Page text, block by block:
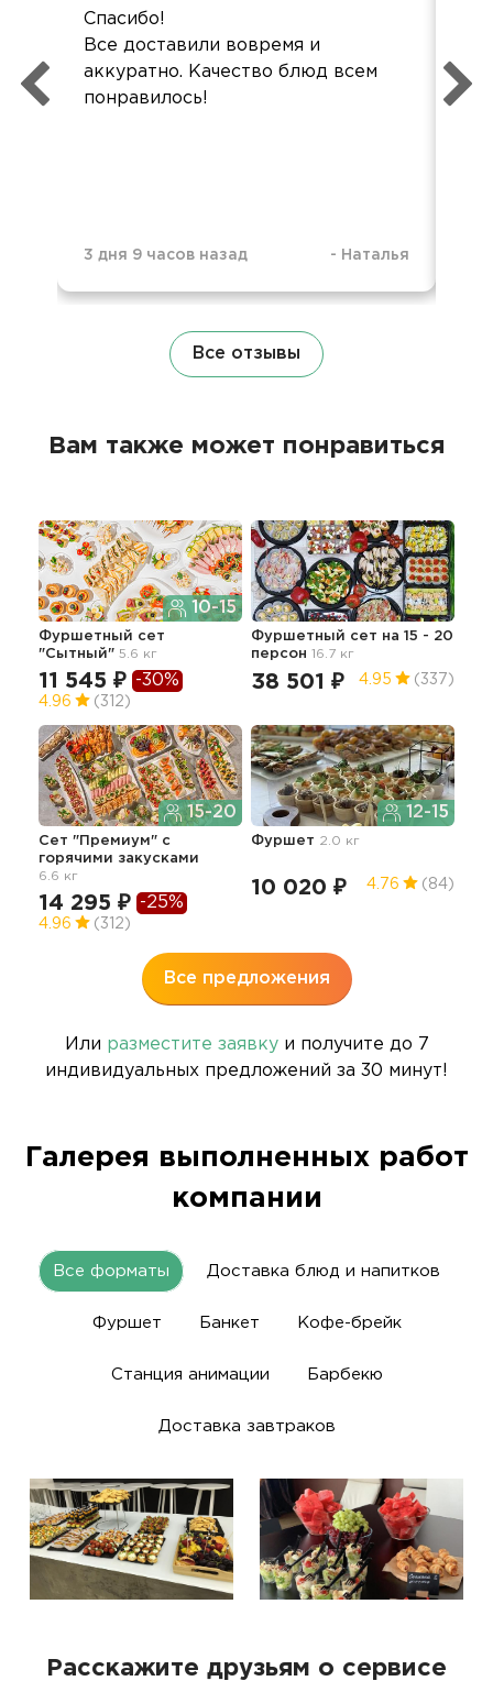
Спасибо!
Все доставили вовремя и
аккуратно. Качество блюд всем
понравилось!
3 дня 9 часов назад - Наталья
Все отзывы
Вам также может понравиться
10-15
Фуршетный сет
"Сытный" 5.6 кг
11 545 ₽ -30%
4.96 (312)
Фуршетный сет на 15 - 20
персон 16.7 кг
38 501 ₽ 4.95 (337)
15-20
Сет "Премиум" с
горячими закусками
6.6 кг
14 295 ₽ -25%
4.96 (312)
12-15
Фуршет 2.0 кг
10 020 ₽ 4.76 (84)
Все предложения
Или разместите заявкуи получите до 7
индивидуальных предложений за 30 минут!
Галерея выполненных работ
компании
Все форматы Доставка блюд и напитков
Фуршет Банкет Кофе-брейк
Станция анимации Барбекю
Доставка завтраков
Расскажите друзьям о сервисе